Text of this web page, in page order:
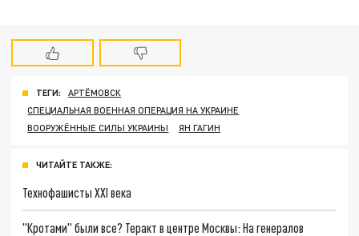
ТЕГИ:
АРТЁМОВСК
СПЕЦИАЛЬНАЯ ВОЕННАЯ ОПЕРАЦИЯ НА УКРАИНЕ
ВООРУЖЁННЫЕ СИЛЫ УКРАИНЫ
ЯН ГАГИН
ЧИТАЙТЕ ТАКЖЕ:
Технофашисты XXI века
"Кротами" были все? Теракт в центре Москвы: На генералов